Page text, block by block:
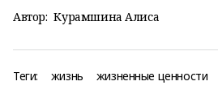
Автор: Курамшина Алиса
Теги: жизнь жизненные ценности